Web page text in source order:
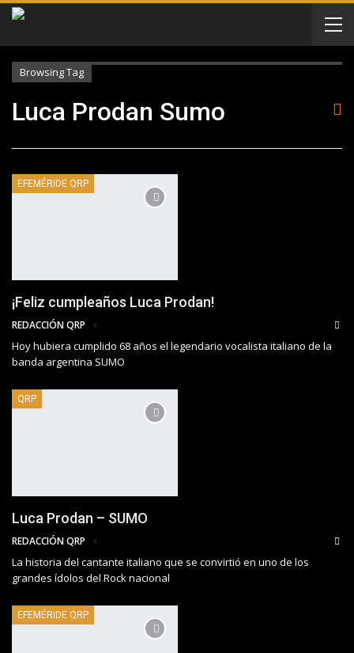
Browsing Tag
Luca Prodan Sumo
EFEMÉRIDE QRP
¡Feliz cumpleaños Luca Prodan!
REDACCIÓN QRP
Hoy hubiera cumplido 68 años el legendario vocalista italiano de la
banda argentina SUMO
QRP
Luca Prodan – SUMO
REDACCIÓN QRP
La historia del cantante italiano que se convirtió en uno de los
grandes ídolos del Rock nacional
EFEMÉRIDE QRP